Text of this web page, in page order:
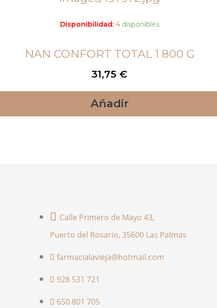
Disponibilidad: 4 disponibles
NAN CONFORT TOTAL 1 800 G
31,75 €
Añadir
Calle Primero de Mayo 43,
Puerto del Rosario, 35600 Las Palmas
farmacialavieja@hotmail.com
928 531 721
650 801 705